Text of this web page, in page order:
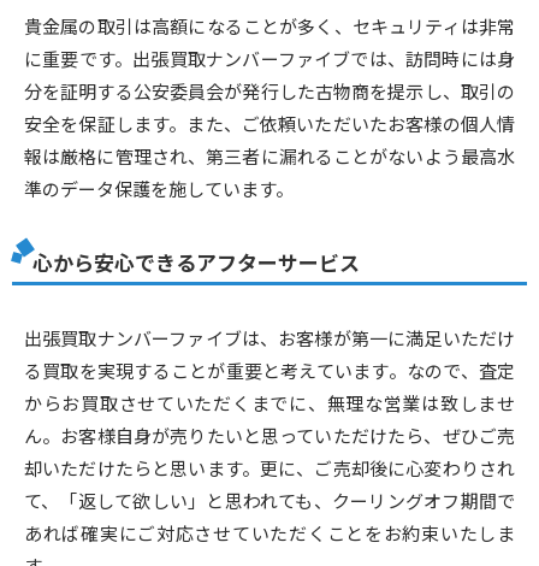
貴金属の取引は高額になることが多く、セキュリティは非常
に重要です。出張買取ナンバーファイブでは、訪問時には身
分を証明する公安委員会が発行した古物商を提示し、取引の
安全を保証します。また、ご依頼いただいたお客様の個人情
報は厳格に管理され、第三者に漏れることがないよう最高水
準のデータ保護を施しています。
心から安心できるアフターサービス
出張買取ナンバーファイブは、お客様が第一に満足いただけ
る買取を実現することが重要と考えています。なので、査定
からお買取させていただくまでに、無理な営業は致しませ
ん。お客様自身が売りたいと思っていただけたら、ぜひご売
却いただけたらと思います。更に、ご売却後に心変わりされ
て、「返して欲しい」と思われても、クーリングオフ期間で
あれば確実にご対応させていただくことをお約束いたしま